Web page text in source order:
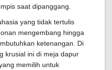
saat dipanggang.
yang tidak tertulis
mengembang hingga
ketenangan. Di
krusial ini di meja dapur
memilih untuk